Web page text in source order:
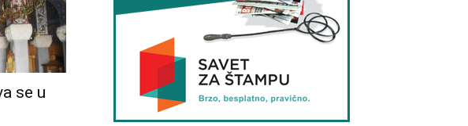
se u